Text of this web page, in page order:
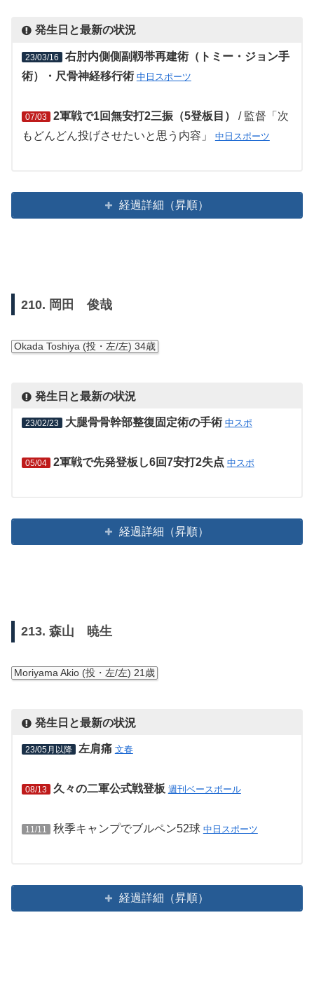
発生日と最新の状況
23/03/16
右肘内側側副靱帯再建術（トミー・ジョン手
術）・尺骨神経移行術 中日スポーツ
07/03 2軍戦で1回無安打2三振（5登板目）
/ 監督「次
もどんどん投げさせたいと思う内容」 中日スポーツ
経過詳細（昇順）
210. 岡田 俊哉
Okada Toshiya (投・左/左) 34歳
発生日と最新の状況
23/02/23 大腿骨骨幹部整復固定術の手術 中スポ
05/04 2軍戦で先発登板し6回7安打2失点 中スポ
経過詳細（昇順）
213. 森山 暁生
Moriyama Akio (投・左/左) 21歳
発生日と最新の状況
23/05月以降 左肩痛 文春
08/13 久々の二軍公式戦登板 週刊ベースボール
11/11 秋季キャンプでブルペン52球 中日スポーツ
経過詳細（昇順）